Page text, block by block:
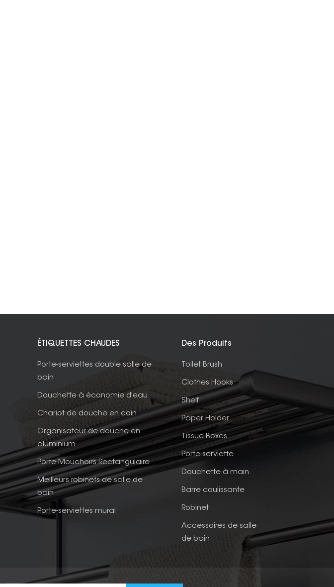
ÉTIQUETTES CHAUDES
Porte-serviettes double salle de
bain
Douchette à économie d'eau
Chariot de douche en coin
Organisateur de douche en
aluminium
Porte-Mouchoirs Rectangulaire
Meilleurs robinets de salle de
bain
Porte-serviettes mural
Des Produits
Toilet Brush
Clothes Hooks
Shelf
Paper Holder
Tissue Boxes
Porte-serviette
Douchette à main
Barre coulissante
Robinet
Accessoires de salle
de bain